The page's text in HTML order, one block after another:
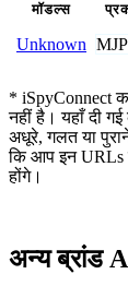
मॉडल्स
Unknown
* iSpyConnect
नहीं है। यहाँ दी
अधूरे, गलत या
कि आप इन URLs
होंगे।
अन्य ब्रांड